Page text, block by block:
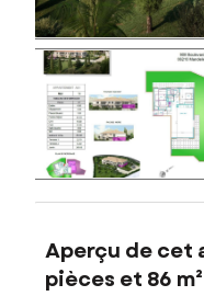
Aperçu de cet
pièces et 86 m²